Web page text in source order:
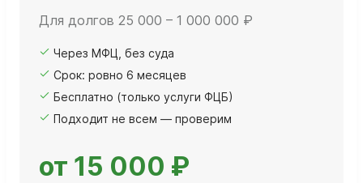
Для долгов 25 000 – 1 000 000 ₽
Через МФЦ, без суда
Срок: ровно 6 месяцев
Бесплатно (только услуги ФЦБ)
Подходит не всем — проверим
от 15 000 ₽